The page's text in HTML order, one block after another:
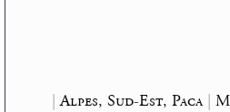
|Alpes, Sud-Est, Paca|